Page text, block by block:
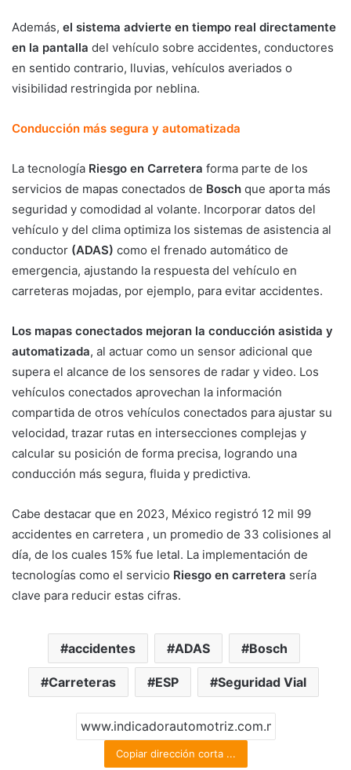
Además, el sistema advierte en tiempo real directamente
en la pantalla del vehículo sobre accidentes, conductores
en sentido contrario, lluvias, vehículos averiados o
visibilidad restringida por neblina.
Conducción más segura y automatizada
La tecnología Riesgo en Carretera forma parte de los
servicios de mapas conectados de Bosch que aporta más
seguridad y comodidad al volante. Incorporar datos del
vehículo y del clima optimiza los sistemas de asistencia al
conductor (ADAS) como el frenado automático de
emergencia, ajustando la respuesta del vehículo en
carreteras mojadas, por ejemplo, para evitar accidentes.
Los mapas conectados mejoran la conducción asistida y
automatizada, al actuar como un sensor adicional que
supera el alcance de los sensores de radar y video. Los
vehículos conectados aprovechan la información
compartida de otros vehículos conectados para ajustar su
velocidad, trazar rutas en intersecciones complejas y
calcular su posición de forma precisa, logrando una
conducción más segura, fluida y predictiva.
Cabe destacar que en 2023, México registró 12 mil 99
accidentes en carretera , un promedio de 33 colisiones al
día, de los cuales 15% fue letal. La implementación de
tecnologías como el servicio Riesgo en carretera sería
clave para reducir estas cifras.
accidentes ADAS Bosch
Carreteras ESP Seguridad Vial
Copiar dirección corta ...